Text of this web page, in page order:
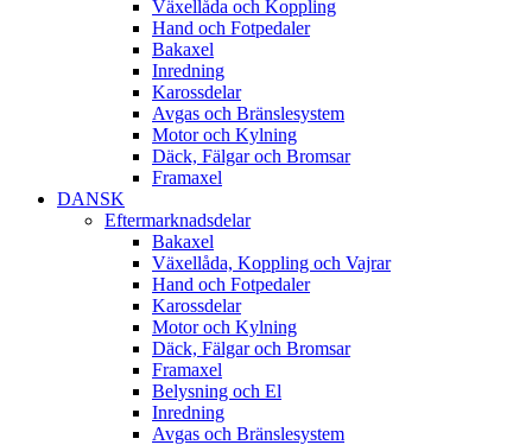
Växellåda och Koppling
Hand och Fotpedaler
Bakaxel
Inredning
Karossdelar
Avgas och Bränslesystem
Motor och Kylning
Däck, Fälgar och Bromsar
Framaxel
DANSK
Eftermarknadsdelar
Bakaxel
Växellåda, Koppling och Vajrar
Hand och Fotpedaler
Karossdelar
Motor och Kylning
Däck, Fälgar och Bromsar
Framaxel
Belysning och El
Inredning
Avgas och Bränslesystem